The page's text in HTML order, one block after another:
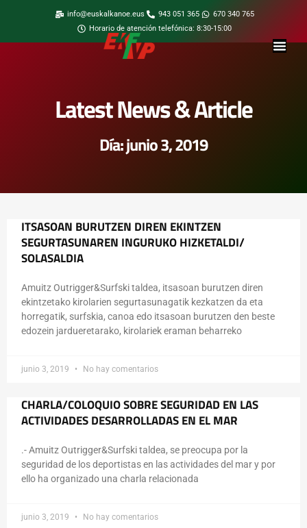
info@euskalkanoe.eus 943 051 365
670 340 765
Horario de atención telefónica: 8:30-15:00
Latest News & Article
Día: junio 3, 2019
ITSASOAN BURUTZEN DIREN EKINTZEN
SEGURTASUNAREN INGURUKO HIZKETALDI/
SOLASALDIA
Amuitz Outrigger&Surfski taldea, itsasoan burutzen diren
ekintzetako kirolarien segurtasunagatik kezkatzen da eta
horregatik, surfskia, canoa edo itsasoan burutzen den beste
edozein jardueretarako, kirolariek eraman beharreko
junio 3, 2019 No hay comentarios
CHARLA/COLOQUIO SOBRE SEGURIDAD EN LAS
ACTIVIDADES DESARROLLADAS EN EL MAR
.- Amuitz Outrigger&Surfski taldea, se preocupa por la
seguridad de los deportistas en las actividades del mar y por
ello ha organizado una charla relacionada
junio 3, 2019 No hay comentarios